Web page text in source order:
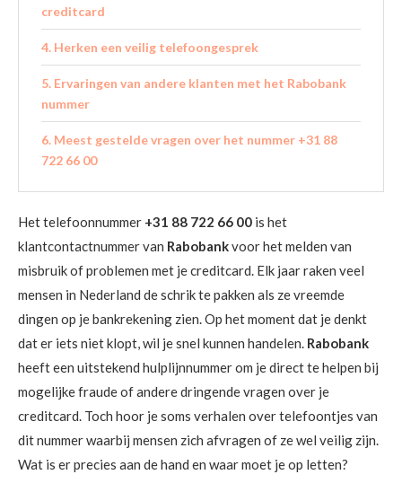
creditcard
Herken een veilig telefoongesprek
Ervaringen van andere klanten met het Rabobank
nummer
Meest gestelde vragen over het nummer +31 88
722 66 00
Het telefoonnummer +31 88 722 66 00 is het
klantcontactnummer van Rabobankvoor het melden van
misbruik of problemen met je creditcard. Elk jaar raken veel
mensen in Nederland de schrik te pakken als ze vreemde
dingen op je bankrekening zien. Op het moment dat je denkt
dat er iets niet klopt, wil je snel kunnen handelen. Rabobank
heeft een uitstekend hulplijnnummer om je direct te helpen bij
mogelijke fraude of andere dringende vragen over je
creditcard. Toch hoor je soms verhalen over telefoontjes van
dit nummer waarbij mensen zich afvragen of ze wel veilig zijn.
Wat is er precies aan de hand en waar moet je op letten?